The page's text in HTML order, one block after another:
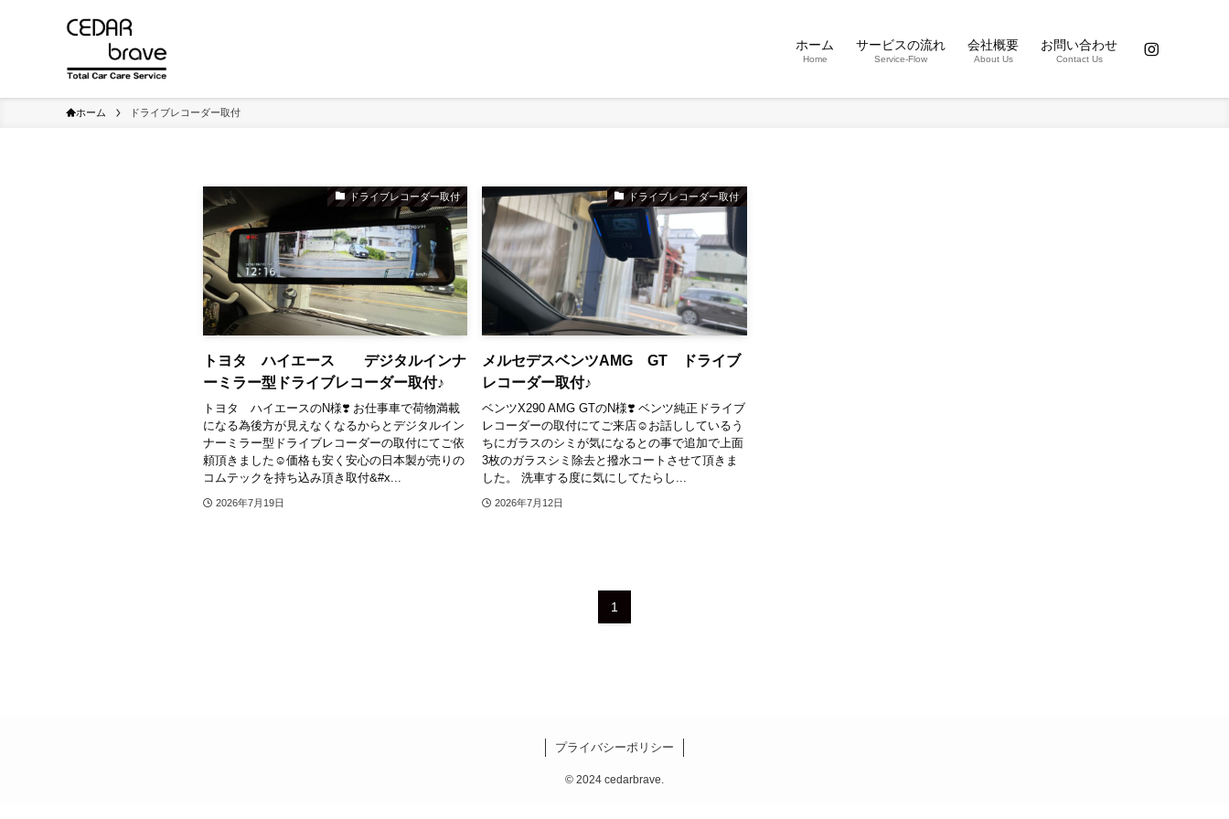
ホーム
Home
サービスの流れ
Service-Flow
会社概要
About Us
お問い合わせ
Contact Us
ホーム ドライブレコーダー取付
ドライブレコーダー取付
トヨタ ハイエース デジタルインナ
ーミラー型ドライブレコーダー取付♪
トヨタ ハイエースのN様❣️ ⁡お仕事車で荷物満載
になる為後方が見えなくなるからとデジタルイン
ナーミラー型ドライブレコーダーの取付にてご依
頼頂きました☺️⁡価格も安く安心の日本製が売りの
コムテックを持ち込み頂き取付&#x...
2026年7月19日
ドライブレコーダー取付
メルセデスベンツAMG GT ドライブ
レコーダー取付♪
ベンツX290 AMG GTのN様❣️ ⁡ベンツ純正ドライブ
レコーダーの取付にてご来店☺️⁡お話ししているう
ちにガラスのシミが気になるとの事で追加で上面
3枚のガラスシミ除去と撥水コートさせて頂きま
した。 洗車する度に気にしてたらし...
2026年7月12日
1
プライバシーポリシー
© 2024 cedarbrave.